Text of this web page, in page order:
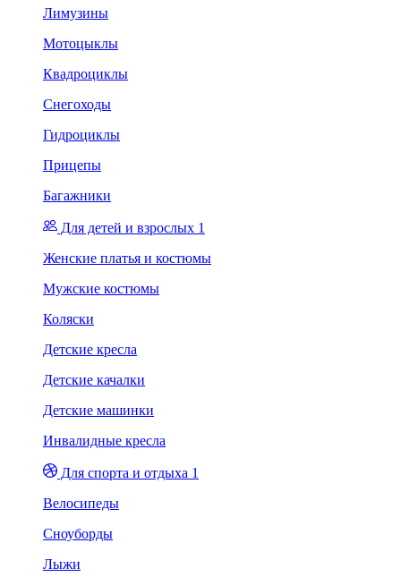
Лимузины
Мотоцыклы
Квадроциклы
Снегоходы
Гидроциклы
Прицепы
Багажники
Для детей и взрослых 1
Женские платья и костюмы
Мужские костюмы
Коляски
Детские кресла
Детские качалки
Детские машинки
Инвалидные кресла
Для спорта и отдыха 1
Велосипеды
Сноуборды
Лыжи